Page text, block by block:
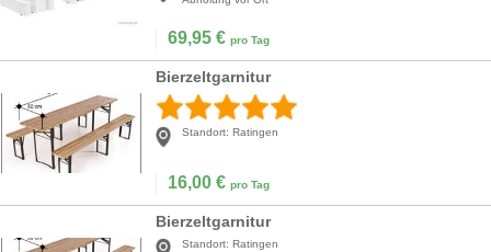
69,95 € pro Tag
Bierzeltgarnitur
Standort: Ratingen
16,00 € pro Tag
Bierzeltgarnitur
Standort: Ratingen